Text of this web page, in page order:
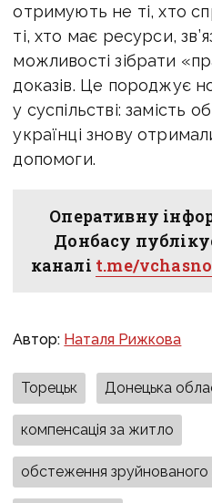
отримують не ті, хто
ті, хто має ресурси,
можливості зібрати
доказів. Це породжує
у суспільстві: замість
українці знову
допомоги.
Оперативну
Донбасу
каналі t.me/
Автор: Наталя Рижкова
Торецьк Донецька
компенсація за житло
обстеження